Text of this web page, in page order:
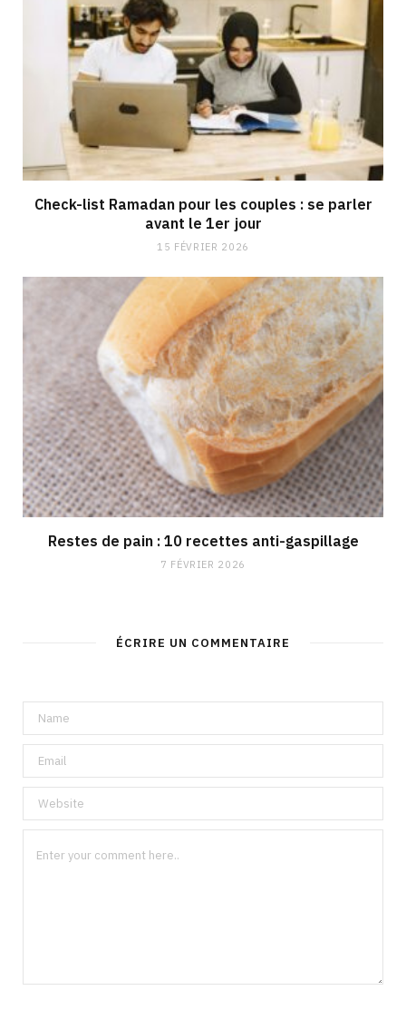
Check-list Ramadan pour les couples : se parler
avant le 1er jour
15 FÉVRIER 2026
Restes de pain : 10 recettes anti-gaspillage
7 FÉVRIER 2026
ÉCRIRE UN COMMENTAIRE